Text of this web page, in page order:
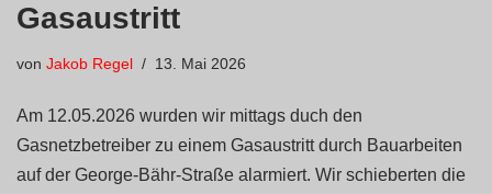
Gasaustritt
von Jakob Regel 13. Mai 2026
Am 12.05.2026 wurden wir mittags duch den
Gasnetzbetreiber zu einem Gasaustritt durch Bauarbeiten
auf der George-Bähr-Straße alarmiert. Wir schieberten die